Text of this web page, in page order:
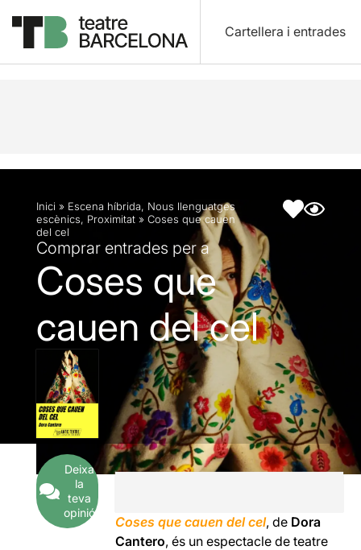
Cartellera i entrades
Descripció Fitxa artística
Inici » Escena híbrida, Nous llenguatges
escènics, Proximitat » Coses que cauen
del cel
Comprar entrades per a
Coses que
cauen del cel
Deixa
la
teva
opinió
Coses que cauen del cel, de Dora
Cantero, és un espectacle de teatre